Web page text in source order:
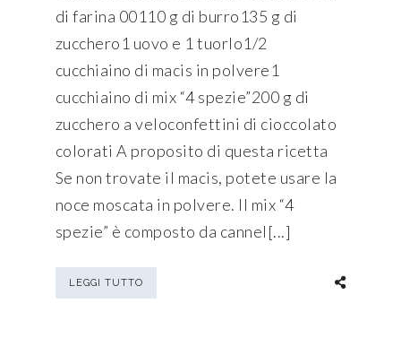
di farina 00110 g di burro135 g di
zucchero1 uovo e 1 tuorlo1/2
cucchiaino di macis in polvere1
cucchiaino di mix “4 spezie”200 g di
zucchero a veloconfettini di cioccolato
colorati A proposito di questa ricetta
Se non trovate il macis, potete usare la
noce moscata in polvere. Il mix “4
spezie” è composto da cannel[...]
LEGGI TUTTO